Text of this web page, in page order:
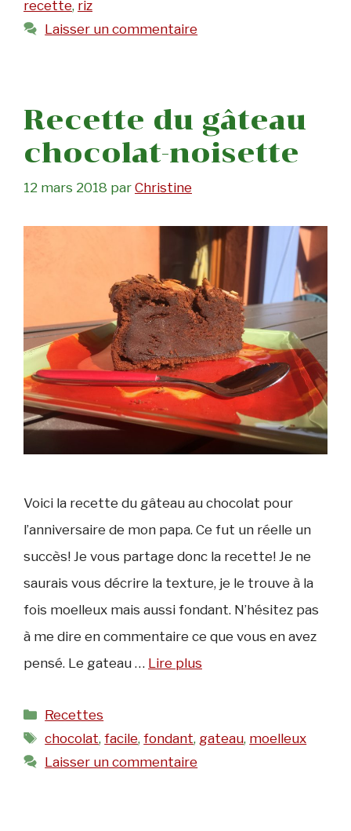
recette, riz
Laisser un commentaire
Recette du gâteau
chocolat-noisette
12 mars 2018 par Christine
Voici la recette du gâteau au chocolat pour
l’anniversaire de mon papa. Ce fut un réelle un
succès! Je vous partage donc la recette! Je ne
saurais vous décrire la texture, je le trouve à la
fois moelleux mais aussi fondant. N’hésitez pas
à me dire en commentaire ce que vous en avez
pensé. Le gateau … Lire plus
Catégories
Recettes
Étiquettes
chocolat,facile,fondant, gateau, moelleux
Laisser un commentaire